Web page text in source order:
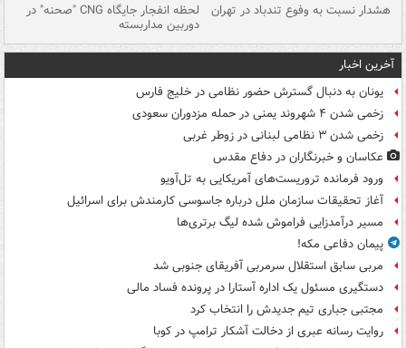
هشدار نسبت به وفوع تندباد در تهران لحظه انفجار جایگاه CNG "صحنه" در
دوربین مداربسته
آخرین اخبار
یونان به دنبال گسترش حضور نظامی در خلیج فارس
زخمی شدن ۴ شهروند یمنی در حمله مزدوران سعودی
زخمی شدن ۳ نظامی لبنانی در زوطر غربی
عکاسان و خبرنگاران در دفاع مقدس
ورود فرمانده تروریست‌های آمریکایی به تل‌آویو
آغاز تحقیقات سازمان ملل درباره جاسوسی کارمندش برای اسرائیل
مسیر درآمدزایی فراموش شده لیگ برتری‌ها
پیمان دفاعی مکه!
مربی سابق استقلال سرمربی آفریقای جنوبی شد
دستگیری مسئول یک اداره آستارا در پرونده فساد مالی
مجتبی جباری تیم جدیدش را انتخاب کرد
روایت رسانه عبری از دخالت آشکار ترامپ در کوبا